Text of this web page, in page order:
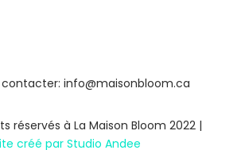
contacter: info@maisonbloom.ca
réservés à La Maison Bloom 2022 |
créé par Studio Andee